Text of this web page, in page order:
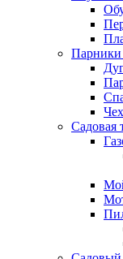
Парники
Садовая